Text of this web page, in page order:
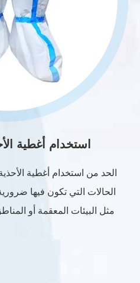
استخدام أغطية
الحد من استخدام أغطية
الحالات التي تكون فيها
مثل البيئات المعقمة أو